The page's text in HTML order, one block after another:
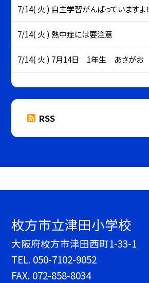
7/14( 火 ) 自主学習がんばっていますよ！
7/14( 火 ) 熱中症には要注意
7/14( 火 ) 7月14日 1年生 あさがお
RSS
枚方市立津田小学校
大阪府枚方市津田西町1-33-1
TEL. 050-7102-9052
FAX. 072-858-8034